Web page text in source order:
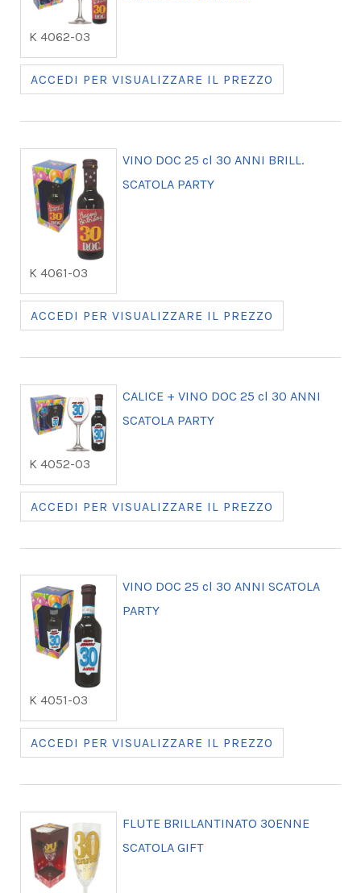
K 4062-03
ACCEDI PER VISUALIZZARE IL PREZZO
K 4061-03
VINO DOC 25 cl 30 ANNI BRILL.
SCATOLA PARTY
ACCEDI PER VISUALIZZARE IL PREZZO
K 4052-03
CALICE + VINO DOC 25 cl 30 ANNI
SCATOLA PARTY
ACCEDI PER VISUALIZZARE IL PREZZO
K 4051-03
VINO DOC 25 cl 30 ANNI SCATOLA
PARTY
ACCEDI PER VISUALIZZARE IL PREZZO
FLUTE BRILLANTINATO 30ENNE
SCATOLA GIFT